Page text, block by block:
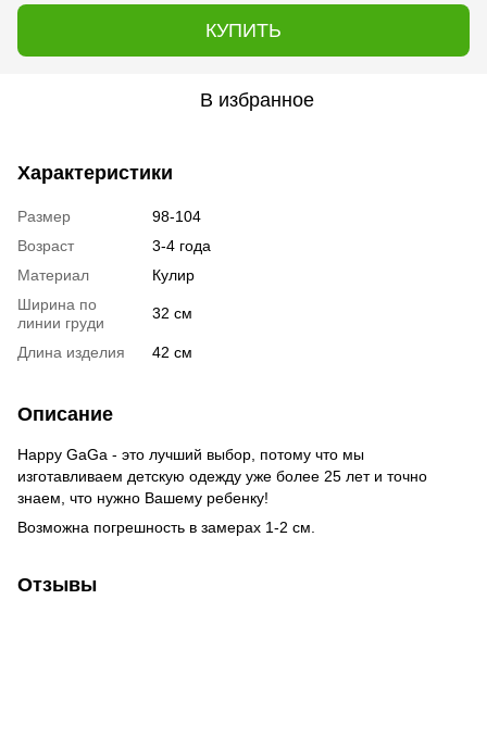
КУПИТЬ
В избранное
Характеристики
Размер
98-104
Возраст
3-4 года
Материал
Кулир
Ширина по
линии груди
32 см
Длина изделия 42 см
Описание
Happy GaGa - это лучший выбор, потому что мы
изготавливаем детскую одежду уже более 25 лет и точно
знаем, что нужно Вашему ребенку!
Возможна погрешность в замерах 1-2 см.
Отзывы